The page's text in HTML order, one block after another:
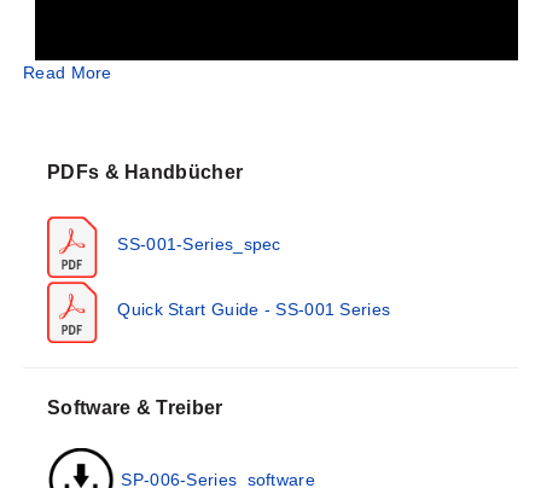
Große Reichweite
langreichweitige Kommunikation zu gewährleisten.
den standardmäßigen AA-Batterien erreicht werden,
Read More
PDFs & Handbücher
SS-001-Series_spec
Quick Start Guide - SS-001 Series
Software & Treiber
SP-006-Series_software